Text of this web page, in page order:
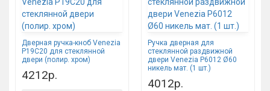
Дверная ручка-кноб Venezia
P19C20 для стеклянной
двери (полир. хром)
4212р.
Ручка дверная для
стеклянной раздвижной
двери Venezia P6012 Ø60
никель мат. (1 шт.)
4012р.